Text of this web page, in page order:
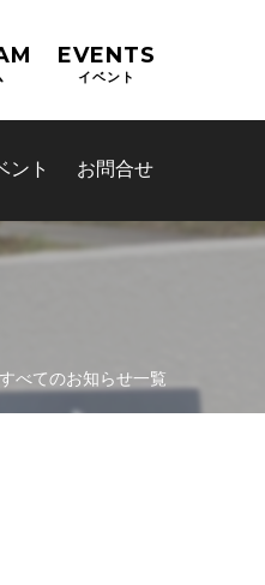
EVENTS
イベント
ント お問合せ
すべてのお知らせ一覧